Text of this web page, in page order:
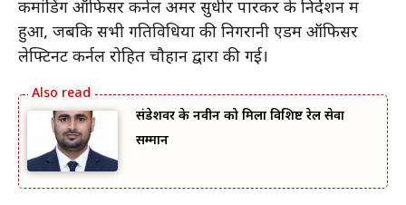
कमांडिंग ऑफिसर कर्नल अमर सुधीर पारकर के निर्देशन में
हुआ, जबकि सभी गतिविधियों की निगरानी एडम ऑफिसर
लेफ्टिनेंट कर्नल रोहित चौहान द्वारा की गई।
संडेशवर के नवीन को मिला विशिष्ट रेल सेवा
सम्मान